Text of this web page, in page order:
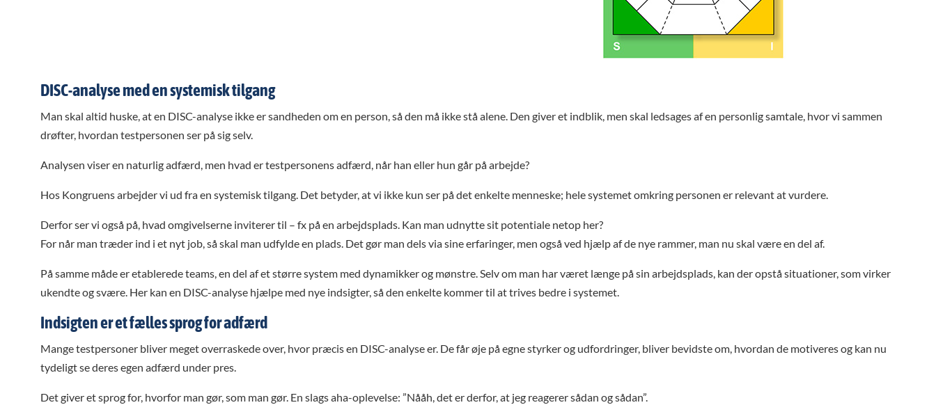
DISC-analyse med en systemisk tilgang
Man skal altid huske, at en DISC-analyse ikke er sandheden om en person, så den må ikke stå alene. Den giver et indblik, men skal ledsages af en personlig samtale, hvor vi sammen
drøfter, hvordan testpersonen ser på sig selv.
Analysen viser en naturlig adfærd, men hvad er testpersonens adfærd, når han eller hun går på arbejde?
Hos Kongruens arbejder vi ud fra en systemisk tilgang. Det betyder, at vi ikke kun ser på det enkelte menneske; hele systemet omkring personen er relevant at vurdere.
Derfor ser vi også på, hvad omgivelserne inviterer til – fx på en arbejdsplads. Kan man udnytte sit potentiale netop her?
For når man træder ind i et nyt job, så skal man udfylde en plads. Det gør man dels via sine erfaringer, men også ved hjælp af de nye rammer, man nu skal være en del af.
På samme måde er etablerede teams, en del af et større system med dynamikker og mønstre. Selv om man har været længe på sin arbejdsplads, kan der opstå situationer, som virker
ukendte og svære. Her kan en DISC-analyse hjælpe med nye indsigter, så den enkelte kommer til at trives bedre i systemet.
Indsigten er et fælles sprog for adfærd
Mange testpersoner bliver meget overraskede over, hvor præcis en DISC-analyse er. De får øje på egne styrker og udfordringer, bliver bevidste om, hvordan de motiveres og kan nu
tydeligt se deres egen adfærd under pres.
Det giver et sprog for, hvorfor man gør, som man gør. En slags aha-oplevelse: ”Nååh, det er derfor, at jeg reagerer sådan og sådan”.